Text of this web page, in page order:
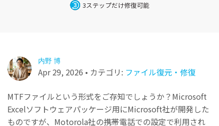
UBackit - データバックアップ
3ステップだけ修復可能
内野 博
Apr 29, 2026 • カテゴリ: ファイル復元・修復
MTFファイルという形式をご存知でしょうか？Microsoft
Excelソフトウェアパッケージ用にMicrosoft社が開発した
ものですが、Motorola社の携帯電話での設定で利用され